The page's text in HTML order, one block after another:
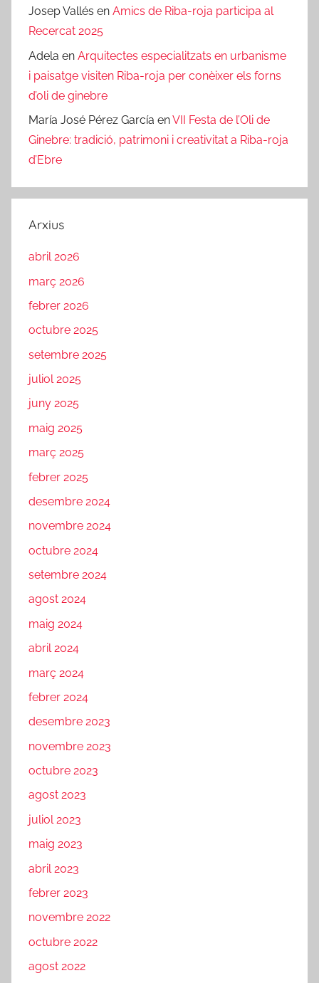
Josep Vallés en Amics de Riba-roja participa al
Recercat 2025
Adela en Arquitectes especialitzats en urbanisme
i paisatge visiten Riba-roja per conèixer els forns
d’oli de ginebre
María José Pérez García enVII Festa de l’Oli de
Ginebre: tradició, patrimoni i creativitat a Riba-roja
d’Ebre
Arxius
abril 2026
març 2026
febrer 2026
octubre 2025
setembre 2025
juliol 2025
juny 2025
maig 2025
març 2025
febrer 2025
desembre 2024
novembre 2024
octubre 2024
setembre 2024
agost 2024
maig 2024
abril 2024
març 2024
febrer 2024
desembre 2023
novembre 2023
octubre 2023
agost 2023
juliol 2023
maig 2023
abril 2023
febrer 2023
novembre 2022
octubre 2022
agost 2022